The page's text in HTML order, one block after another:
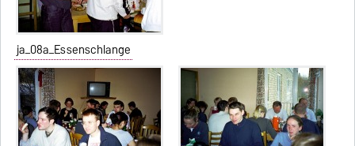
ja_08a_Essenschlange